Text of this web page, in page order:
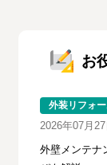
お
外装リフォ
2026年07月27
外壁メンテナ